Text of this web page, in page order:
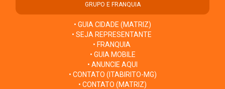
GRUPO E FRANQUIA
• GUIA CIDADE (MATRIZ)
• SEJA REPRESENTANTE
• FRANQUIA
• GUIA MOBILE
• ANUNCIE AQUI
• CONTATO (ITABIRITO-MG)
• CONTATO (MATRIZ)